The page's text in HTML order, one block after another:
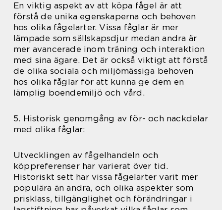
En viktig aspekt av att köpa fågel är att
förstå de unika egenskaperna och behoven
hos olika fågelarter. Vissa fåglar är mer
lämpade som sällskapsdjur medan andra är
mer avancerade inom träning och interaktion
med sina ägare. Det är också viktigt att förstå
de olika sociala och miljömässiga behoven
hos olika fåglar för att kunna ge dem en
lämplig boendemiljö och vård.
5. Historisk genomgång av för- och nackdelar
med olika fåglar:
Utvecklingen av fågelhandeln och
köppreferenser har varierat över tid.
Historiskt sett har vissa fågelarter varit mer
populära än andra, och olika aspekter som
prisklass, tillgänglighet och förändringar i